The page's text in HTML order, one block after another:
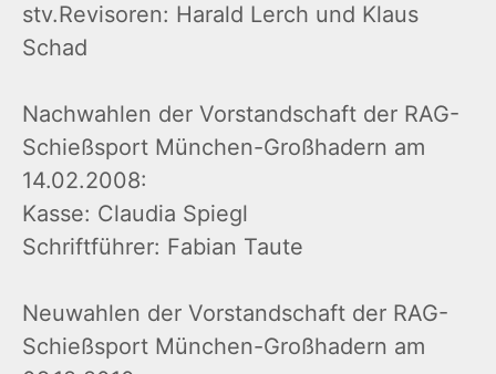
stv.Revisoren: Harald Lerch und Klaus
Schad
Nachwahlen der Vorstandschaft der RAG-
Schießsport München-Großhadern am
14.02.2008:
Kasse: Claudia Spiegl
Schriftführer: Fabian Taute
Neuwahlen der Vorstandschaft der RAG-
Schießsport München-Großhadern am